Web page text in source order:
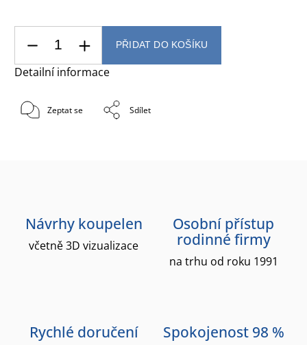
PŘIDAT DO KOŠÍKU
Detailní informace
Zeptat se Sdílet
Návrhy koupelen
včetně 3D vizualizace
Osobní přístup
rodinné firmy
na trhu od roku 1991
Rychlé doručení Spokojenost 98 %